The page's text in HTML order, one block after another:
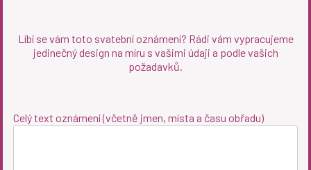
Líbí se vám toto svatební oznámení? Rádi vám vypracujeme
jedinečný design na míru s vašimi údaji a podle vašich
požadavků.
Celý text oznámení (včetně jmen, místa a času obřadu)